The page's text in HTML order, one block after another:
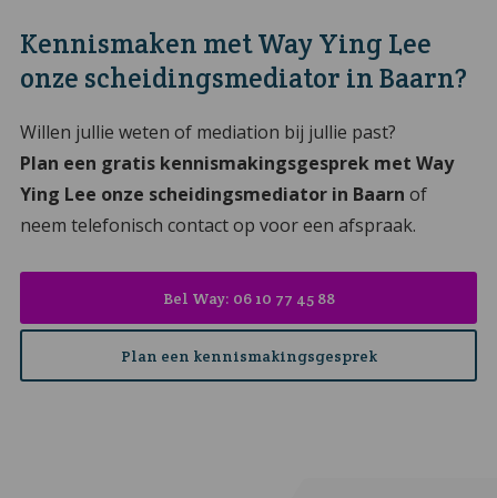
Kennismaken met Way Ying Lee
onze scheidingsmediator in Baarn?
Willen jullie weten of mediation bij jullie past?
Plan een gratis kennismakingsgesprek met Way
Ying Lee onze scheidingsmediator in Baarn of
neem telefonisch contact op voor een afspraak.
Bel Way: 06 10 77 45 88
Plan een kennismakingsgesprek